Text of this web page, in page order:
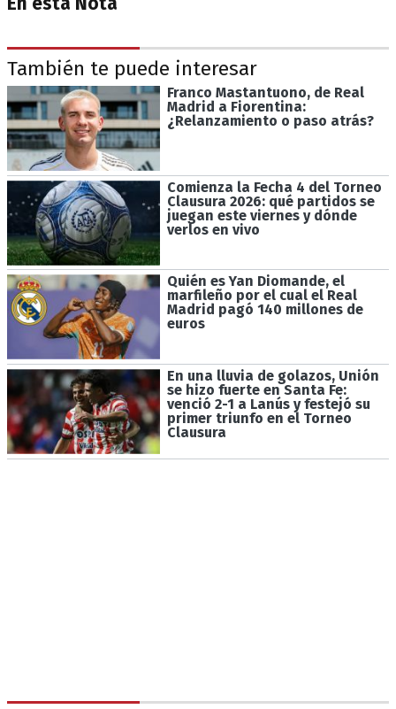
También te puede interesar
Franco Mastantuono, de Real
Madrid a Fiorentina:
¿Relanzamiento o paso atrás?
Comienza la Fecha 4 del Torneo
Clausura 2026: qué partidos se
juegan este viernes y dónde
verlos en vivo
Quién es Yan Diomande, el
marfileño por el cual el Real
Madrid pagó 140 millones de
euros
En una lluvia de golazos, Unión
se hizo fuerte en Santa Fe:
venció 2-1 a Lanús y festejó su
primer triunfo en el Torneo
Clausura